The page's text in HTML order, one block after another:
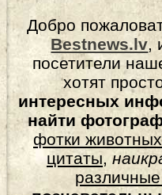
Добро
Bestnews.lv,
посетители
хотят
интересных
найти
фотки животных
цитаты,